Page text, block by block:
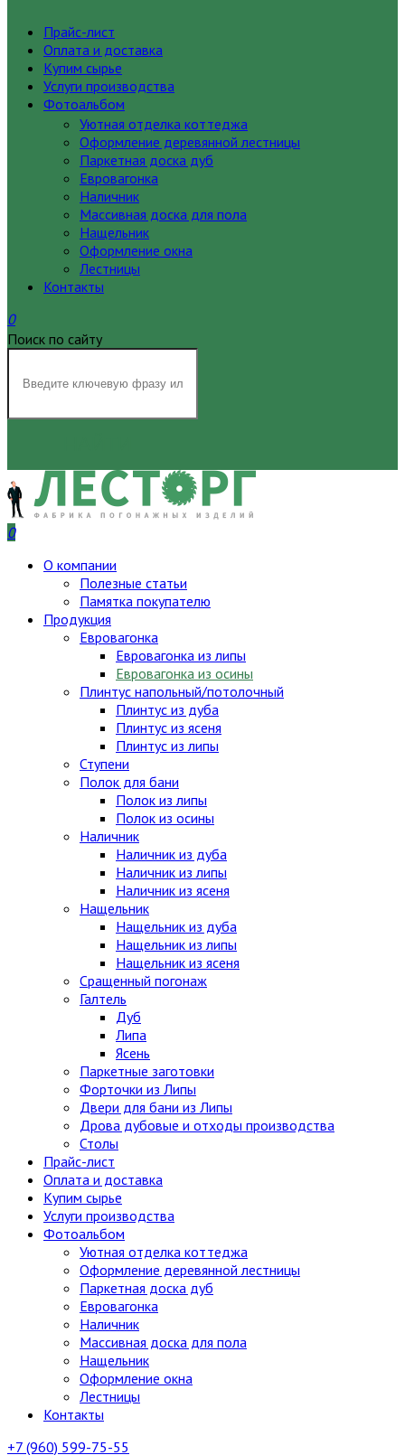
Прайс-лист
Оплата и доставка
Купим сырье
Услуги производства
Фотоальбом
Уютная отделка коттеджа
Оформление деревянной лестницы
Паркетная доска дуб
Евровагонка
Наличник
Массивная доска для пола
Нащельник
Оформление окна
Лестницы
Контакты
0
Поиск по сайту
0
О компании
Полезные статьи
Памятка покупателю
Продукция
Евровагонка
Евровагонка из липы
Евровагонка из осины
Плинтус напольный/потолочный
Плинтус из дуба
Плинтус из ясеня
Плинтус из липы
Ступени
Полок для бани
Полок из липы
Полок из осины
Наличник
Наличник из дуба
Наличник из липы
Наличник из ясеня
Нащельник
Нащельник из дуба
Нащельник из липы
Нащельник из ясеня
Сращенный погонаж
Галтель
Дуб
Липа
Ясень
Паркетные заготовки
Форточки из Липы
Двери для бани из Липы
Дрова дубовые и отходы производства
Столы
Прайс-лист
Оплата и доставка
Купим сырье
Услуги производства
Фотоальбом
Уютная отделка коттеджа
Оформление деревянной лестницы
Паркетная доска дуб
Евровагонка
Наличник
Массивная доска для пола
Нащельник
Оформление окна
Лестницы
Контакты
+7 (960) 599-75-55